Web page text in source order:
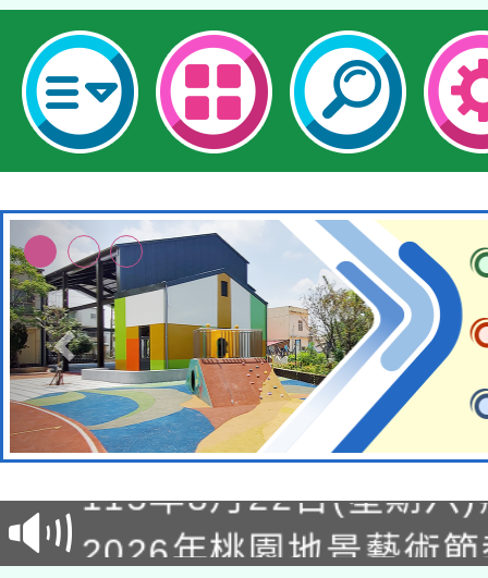
轉知經濟部水利署委託
用水績優單位及節水達
桃園市孔廟祈福系列
2026年桃園地景藝術